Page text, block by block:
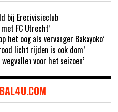
bij Eredivisieclub’
met FC Utrecht’
het oog als vervanger Bakayoko’
licht rijden is ook dom’
voor het seizoen’